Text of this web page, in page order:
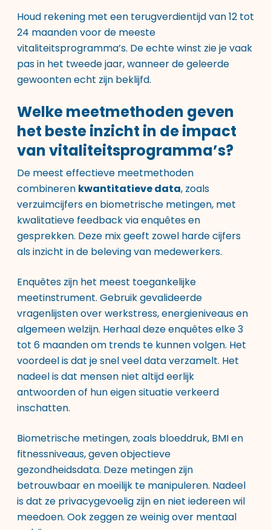
Houd rekening met een terugverdientijd van 12 tot
24 maanden voor de meeste
vitaliteitsprogramma’s. De echte winst zie je vaak
pas in het tweede jaar, wanneer de geleerde
gewoonten echt zijn beklijfd.
Welke meetmethoden geven
het beste inzicht in de impact
van vitaliteitsprogramma’s?
De meest effectieve meetmethoden
combineren kwantitatieve data, zoals
verzuimcijfers en biometrische metingen, met
kwalitatieve feedback via enquêtes en
gesprekken. Deze mix geeft zowel harde cijfers
als inzicht in de beleving van medewerkers.
Enquêtes zijn het meest toegankelijke
meetinstrument. Gebruik gevalideerde
vragenlijsten over werkstress, energieniveaus en
algemeen welzijn. Herhaal deze enquêtes elke 3
tot 6 maanden om trends te kunnen volgen. Het
voordeel is dat je snel veel data verzamelt. Het
nadeel is dat mensen niet altijd eerlijk
antwoorden of hun eigen situatie verkeerd
inschatten.
Biometrische metingen, zoals bloeddruk, BMI en
fitnessniveaus, geven objectieve
gezondheidsdata. Deze metingen zijn
betrouwbaar en moeilijk te manipuleren. Nadeel
is dat ze privacygevoelig zijn en niet iedereen wil
meedoen. Ook zeggen ze weinig over mentaal